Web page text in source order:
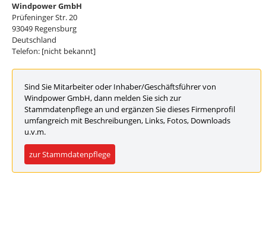
Windpower GmbH
Prüfeninger Str. 20
93049 Regensburg
Deutschland
Telefon: [nicht bekannt]
Sind Sie Mitarbeiter oder Inhaber/Geschäftsführer von
Windpower GmbH, dann melden Sie sich zur
Stammdatenpflege an und ergänzen Sie dieses Firmenprofil
umfangreich mit Beschreibungen, Links, Fotos, Downloads
u.v.m.
zur Stammdatenpflege